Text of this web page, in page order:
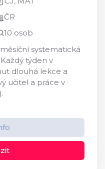
ČR
10 osob
systematická
týden v
dlouhá lekce a
učitel a práce v